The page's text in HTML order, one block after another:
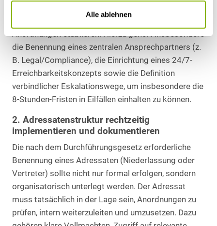
Alle ablehnen
Anordnungen etablieren. Hierzu gehört insbesondere
die Benennung eines zentralen Ansprechpartners (z.
B. Legal/Compliance), die Einrichtung eines 24/7-
Erreichbarkeitskonzepts sowie die Definition
verbindlicher Eskalationswege, um insbesondere die
8-Stunden-Fristen in Eilfällen einhalten zu können.
2. Adressatenstruktur rechtzeitig
implementieren und dokumentieren
Die nach dem Durchführungsgesetz erforderliche
Benennung eines Adressaten (Niederlassung oder
Vertreter) sollte nicht nur formal erfolgen, sondern
organisatorisch unterlegt werden. Der Adressat
muss tatsächlich in der Lage sein, Anordnungen zu
prüfen, intern weiterzuleiten und umzusetzen. Dazu